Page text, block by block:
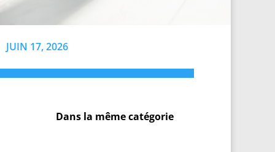
JUIN 17, 2026
Dans la même catégorie